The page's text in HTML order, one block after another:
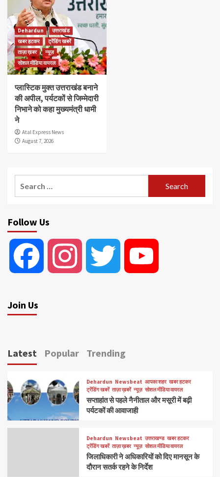
Dehardun
उत्तराखंड
खबर हटकर
ट्रेंडिंग खबरें
ताज़ा ख़बर
न्यूज़
सोशल मीडिया वायरल
प्लास्टिक मुक्त उत्तराखंड बनाने
की अपील, पर्यटकों से जिम्मेदारी
निभाने को कहा मुख्यमंत्री धामी
ने
Atal Express News
August 7, 2026
Follow Us
Facebook Instagram Twitter
Join Us
Latest Popular Trending
Dehardun Newsbeat आपका शहर खबर हटकर
ट्रेंडिंग खबरें ताज़ा ख़बरें न्यूज़ सोशल मीडिया वायरल
सप्ताहांत से पहले नैनीताल और मसूरी में बढ़ी
पर्यटकों की आवाजाही
Dehardun Newsbeat उत्तराखण्ड खबर हटकर
ट्रेंडिंग खबरें ताज़ा ख़बर न्यूज़ सोशल मीडिया वायरल
जिलाधिकारी ने अधिकारियों को दिए मानसून के
दौरान सतर्क रहने के निर्देश